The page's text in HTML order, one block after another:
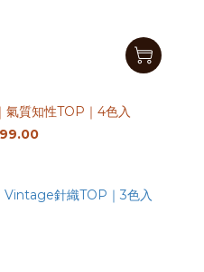
氣質知性TOP｜4色入